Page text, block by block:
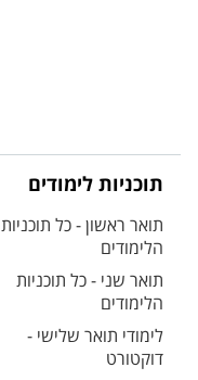
תוכניות לימודים
תואר ראשון - כל תוכניות
הלימודים
תואר שני - כל תוכניות
הלימודים
לימודי תואר שלישי -
דוקטורט